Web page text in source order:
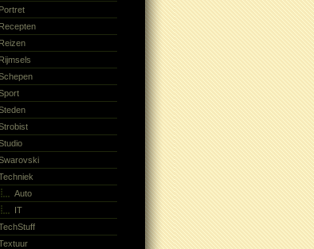
Portret
Recepten
Reizen
Rijmsels
Auto
IT